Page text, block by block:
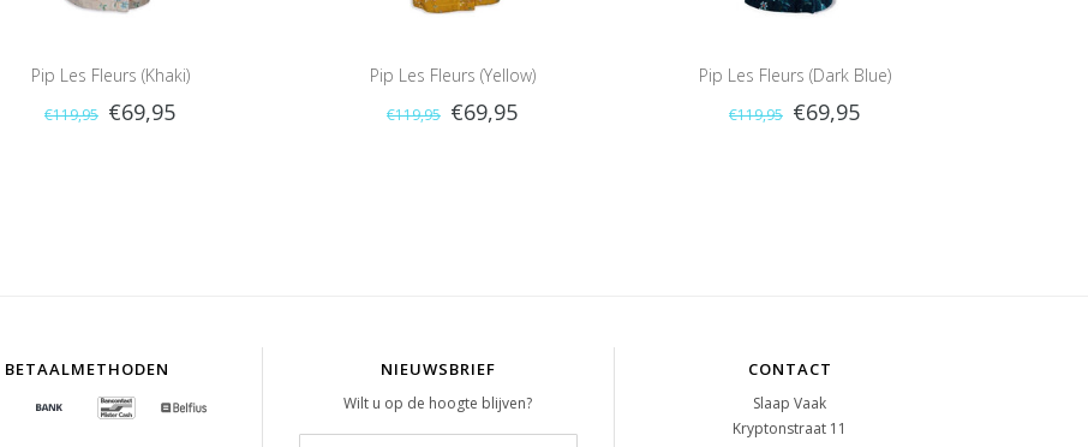
Pip Les Fleurs (Khaki)
€119,95 €69,95
Pip Les Fleurs (Yellow)
€119,95 €69,95
Pip Les Fleurs (Dark Blue)
€119,95 €69,95
BETAALMETHODEN NIEUWSBRIEF
Wilt u op de hoogte blijven?
CONTACT
Slaap Vaak
Kryptonstraat 11